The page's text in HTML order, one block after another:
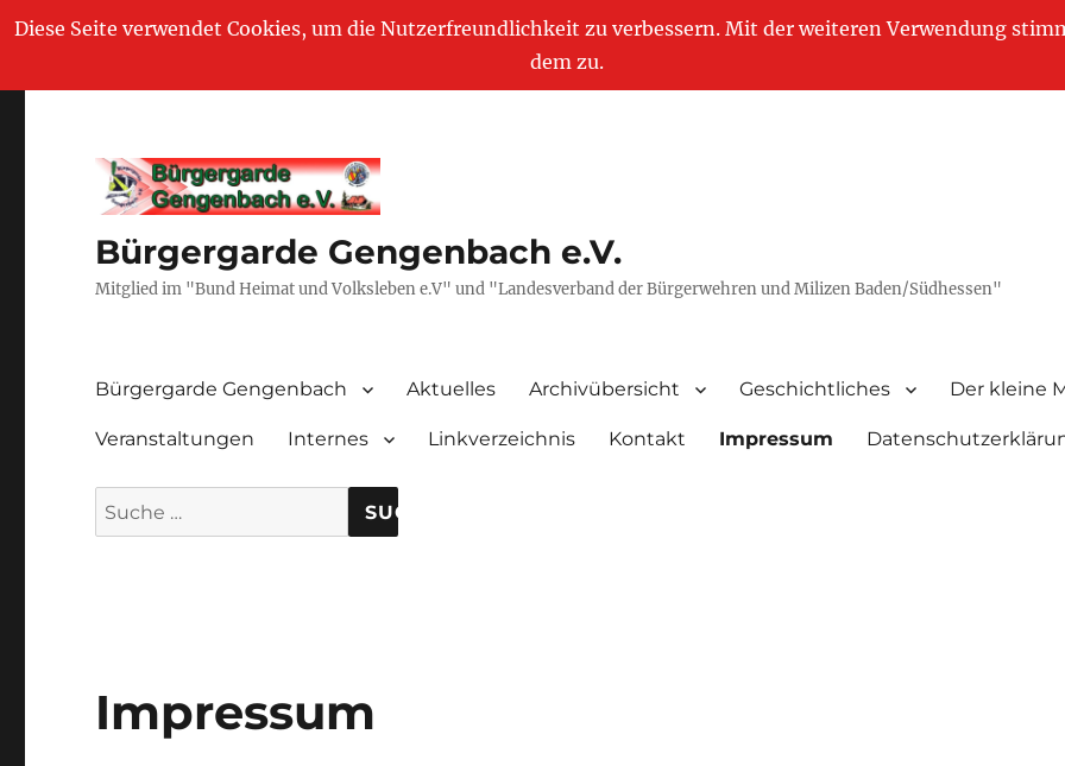
Bürgergarde Gengenbach e.V.
Mitglied im "Bund Heimat und Volksleben e.V" und "Landesverband der Bürgerwehren und Milizen Baden/Südhessen"
Bürgergarde Gengenbach Aktuelles Archivübersicht Geschichtliches Der kleine
Veranstaltungen Internes Linkverzeichnis Kontakt Impressum
Impressum
Diese Seite verwendet Cookies, um die Nutzerfreundlichkeit zu verbessern. Mit der weiteren Verwendung
dem zu.